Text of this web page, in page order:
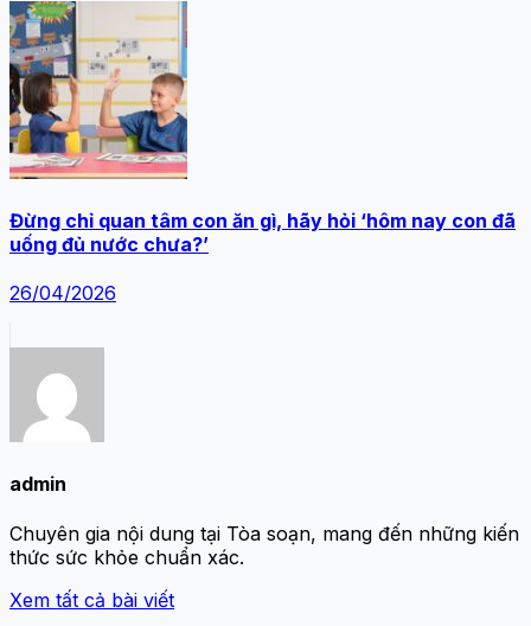
Đừng chỉ quan tâm con ăn gì, hãy hỏi ‘hôm nay con đã
uống đủ nước chưa?’
26/04/2026
admin
Chuyên gia nội dung tại Tòa soạn, mang đến những kiến
thức sức khỏe chuẩn xác.
Xem tất cả bài viết